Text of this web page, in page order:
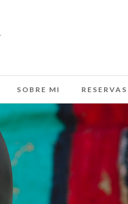
SOBRE MI RESERVAS